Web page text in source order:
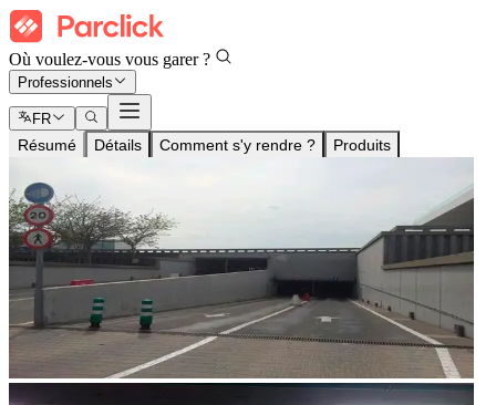
Où voulez-vous vous garer ?
Professionnels
FR
Résumé Détails Comment s'y rendre ? Produits